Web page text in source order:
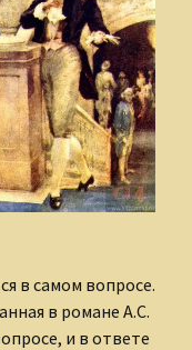
в самом вопросе.
в романе А.С.
и в ответе